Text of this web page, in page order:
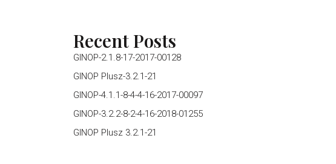
Recent Posts
GINOP-2.1.8-17-2017-00128
GINOP Plusz-3.2.1-21
GINOP-4.1.1-8-4-4-16-2017-00097
GINOP-3.2.2-8-2-4-16-2018-01255
GINOP Plusz 3.2.1-21